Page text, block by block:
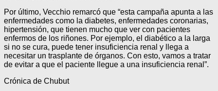
Por último, Vecchio remarcó que “esta campaña apunta a las
enfermedades como la diabetes, enfermedades coronarias,
hipertensión, que tienen mucho que ver con pacientes
enfermos de los riñones. Por ejemplo, el diabético a la larga
si no se cura, puede tener insuficiencia renal y llega a
necesitar un trasplante de órganos. Con esto, vamos a tratar
de evitar a que el paciente llegue a una insuficiencia renal”.
Crónica de Chubut